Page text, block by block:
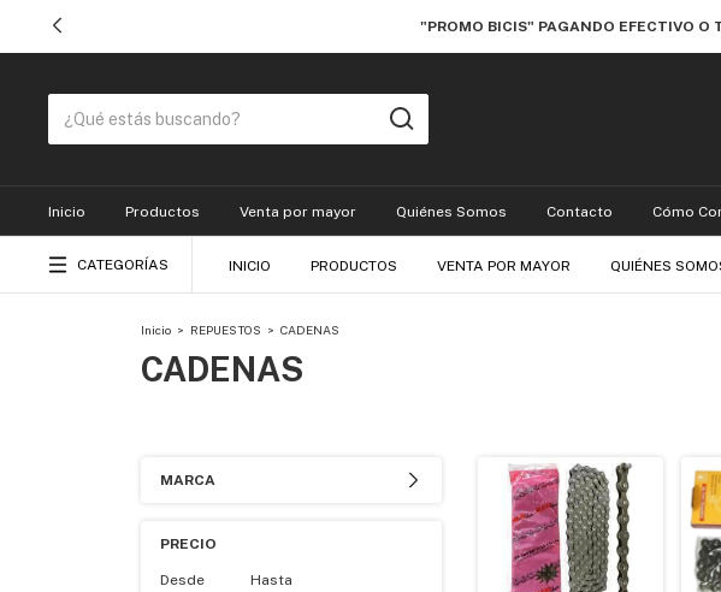
"PROMO BICIS" PAGANDO EFECTIVO O
Inicio Productos Venta por mayor Quiénes Somos Contacto Cómo
CATEGORÍAS INICIO PRODUCTOS VENTA POR MAYOR QUIÉNES
Inicio > REPUESTOS > CADENAS
CADENAS
MARCA
PRECIO
Desde Hasta